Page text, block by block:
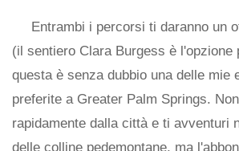
Entrambi i percorsi ti daranno un
(il sentiero Clara Burgess è l'opzione
questa è senza dubbio una delle mie
preferite a Greater Palm Springs.
rapidamente dalla città e ti avventuri
delle colline pedemontane, ma